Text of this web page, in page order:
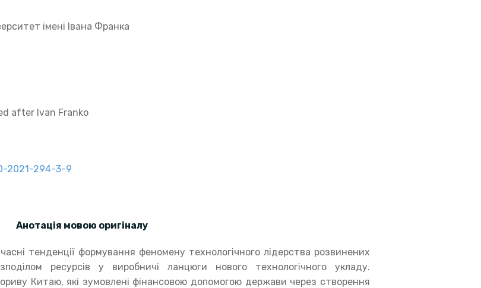
імені Івана Франка
after Ivan Franko
2021-294-3-9
Анотація мовою оригіналу
тенденції формування феномену технологічного лідерства розвинених
ресурсів у виробничі ланцюги нового технологічного укладу.
Китаю, які зумовлені фінансовою допомогою держави через створення